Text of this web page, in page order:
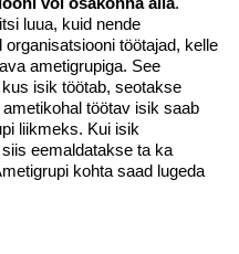
luua, kuid nende
töötajad, kelle
ametigrupiga. See
isik töötab, seotakse
töötav isik saab
liikmeks. Kui isik
eemaldatakse ta ka
kohta saad lugeda